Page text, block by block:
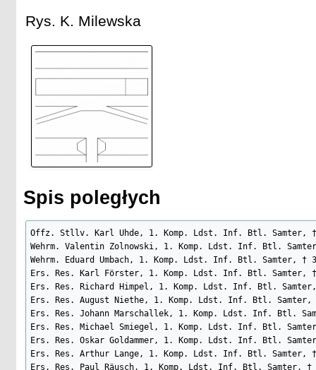
Rys. K. Milewska
Spis poległych
Offz. Stllv. Karl Uhde, 1. Komp. Ldst. Inf. Btl. Samter, †
Wehrm. Valentin Zolnowski, 1. Komp. Ldst. Inf. Btl.
Wehrm. Eduard Umbach, 1. Komp. Ldst. Inf. Btl. Samter, †
Ers. Res. Karl Förster, 1. Komp. Ldst. Inf. Btl. Samter, †
Ers. Res. Richard Himpel, 1. Komp. Ldst. Inf. Btl. Samter,
Ers. Res. August Niethe, 1. Komp. Ldst. Inf. Btl. Samter,
Ers. Res. Johann Marschallek, 1. Komp. Ldst. Inf. Btl.
Ers. Res. Michael Smiegel, 1. Komp. Ldst. Inf. Btl.
Ers. Res. Oskar Goldammer, 1. Komp. Ldst. Inf. Btl.
Ers. Res. Arthur Lange, 1. Komp. Ldst. Inf. Btl. Samter, †
Ers. Res. Paul Räusch, 1. Komp. Ldst. Inf. Btl. Samter, †